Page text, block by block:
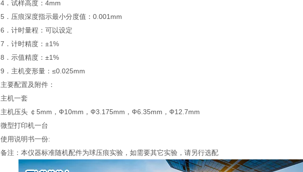
4．试样高度：4mm
5．压痕深度指示最小分度值：0.001mm
6．计时量程：可以设定
7．计时精度：±1%
8．示值精度：±1%
9．主机变形量：≤0.025mm
主要配置及附件：
主机一套
主机压头 ￠5mm，Ф10mm，Ф3.175mm，Ф6.35mm，Ф12.7mm
微型打印机一台
使用说明书一份:
备注：本仪器标准随机配件为球压痕实验，如需要其它实验，请另行选配